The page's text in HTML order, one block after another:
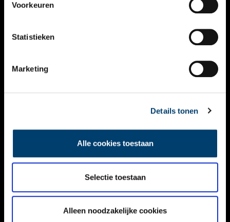
Voorkeuren
Statistieken
Marketing
Details tonen
Alle cookies toestaan
Selectie toestaan
Alleen noodzakelijke cookies
NIEUWSBRIEF
DISCLAIMER
TOEGANKELIJKHEID
Volg ONH op social media